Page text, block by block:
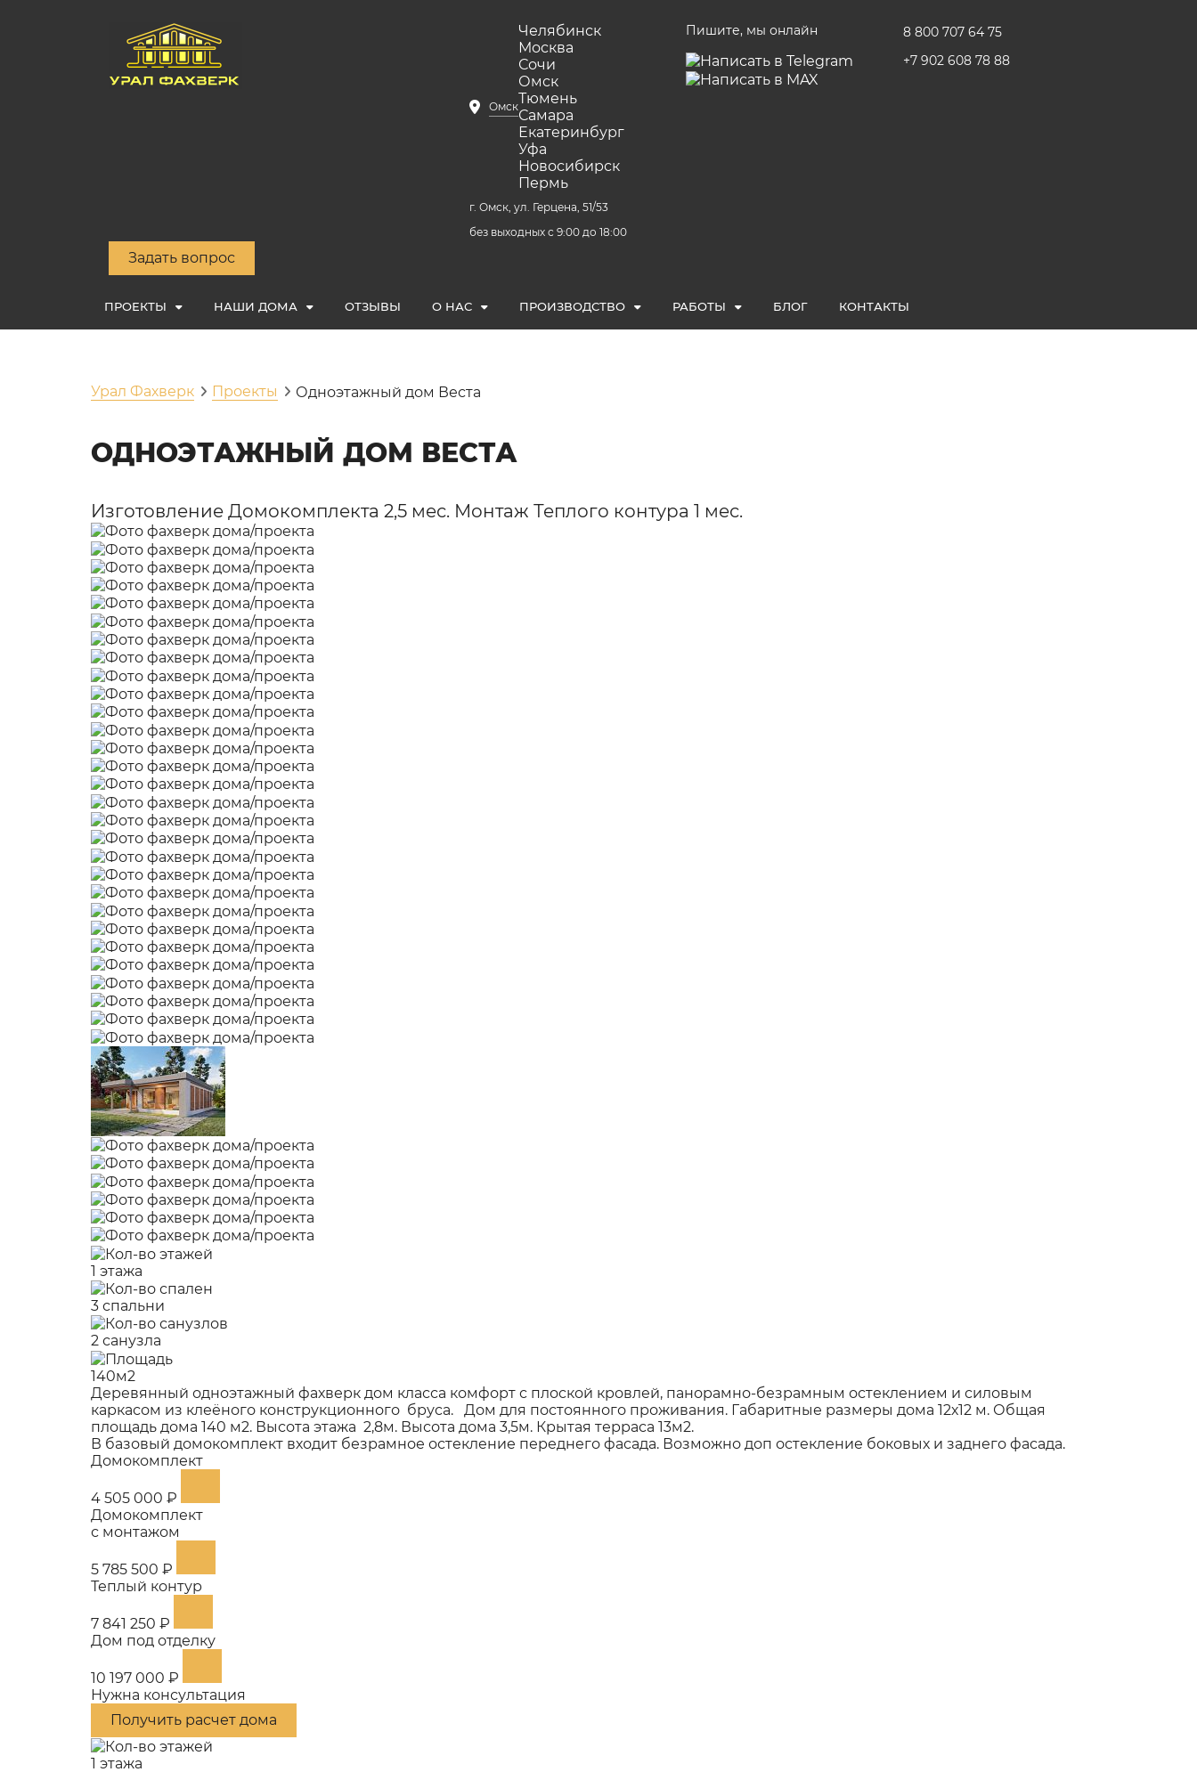
Омск
Челябинск
Москва
Сочи
Омск
Тюмень
Самара
Екатеринбург
Уфа
Новосибирск
Пермь
г. Омск, ул. Герцена, 51/53
без выходных с 9:00 до 18:00
Пишите, мы онлайн
8 800 707 64 75
+7 902 608 78 88
Задать вопрос
ПРОЕКТЫ НАШИ ДОМА ОТЗЫВЫ О НАС ПРОИЗВОДСТВО РАБОТЫ БЛОГ КОНТАКТЫ
Урал Фахверк Проекты Одноэтажный дом Веста
ОДНОЭТАЖНЫЙ ДОМ ВЕСТА
Изготовление Домокомплекта 2,5 мес. Монтаж Теплого контура 1 мес.
1 этажа
3 спальни
2 санузла
140м2
Деревянный одноэтажный фахверк дом класса комфорт с плоской кровлей, панорамно-безрамным остеклением и силовым
каркасом из клеёного конструкционного бруса. Дом для постоянного проживания. Габаритные размеры дома 12х12 м. Общая
площадь дома 140 м2. Высота этажа 2,8м. Высота дома 3,5м. Крытая терраса 13м2.
В базовый домокомплект входит безрамное остекление переднего фасада. Возможно доп остекление боковых и заднего фасада.
Домокомплект
4 505 000 ₽
Домокомплект
с монтажом
5 785 500 ₽
Теплый контур
7 841 250 ₽
Дом под отделку
10 197 000 ₽
Нужна консультация
Получить расчет дома
1 этажа